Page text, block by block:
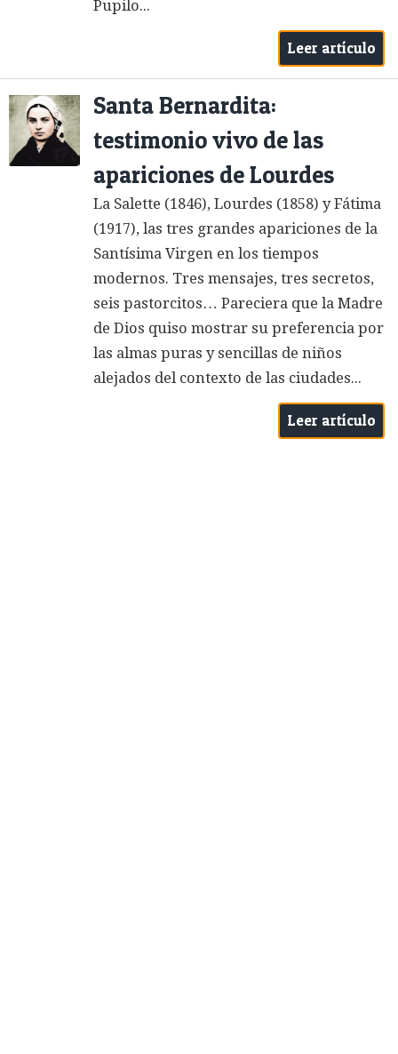
Pupilo...
Leer artículo
Santa Bernardita:
testimonio vivo de las
apariciones de Lourdes
La Salette (1846), Lourdes (1858) y Fátima
(1917), las tres grandes apariciones de la
Santísima Virgen en los tiempos
modernos. Tres mensajes, tres secretos,
seis pastorcitos… Pareciera que la Madre
de Dios quiso mostrar su preferencia por
las almas puras y sencillas de niños
alejados del contexto de las ciudades...
Leer artículo